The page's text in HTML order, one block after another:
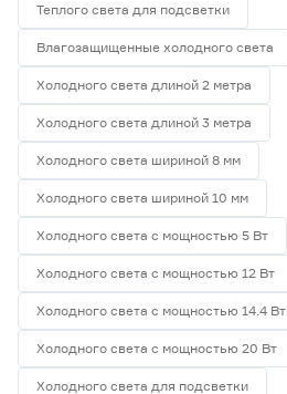
Теплого света для подсветки
Влагозащищенные холодного света
Холодного света длиной 2 метра
Холодного света длиной 3 метра
Холодного света шириной 8 мм
Холодного света шириной 10 мм
Холодного света с мощностью 5 Вт
Холодного света с мощностью 12 Вт
Холодного света с мощностью 14.4 Вт
Холодного света с мощностью 20 Вт
Холодного света для подсветки